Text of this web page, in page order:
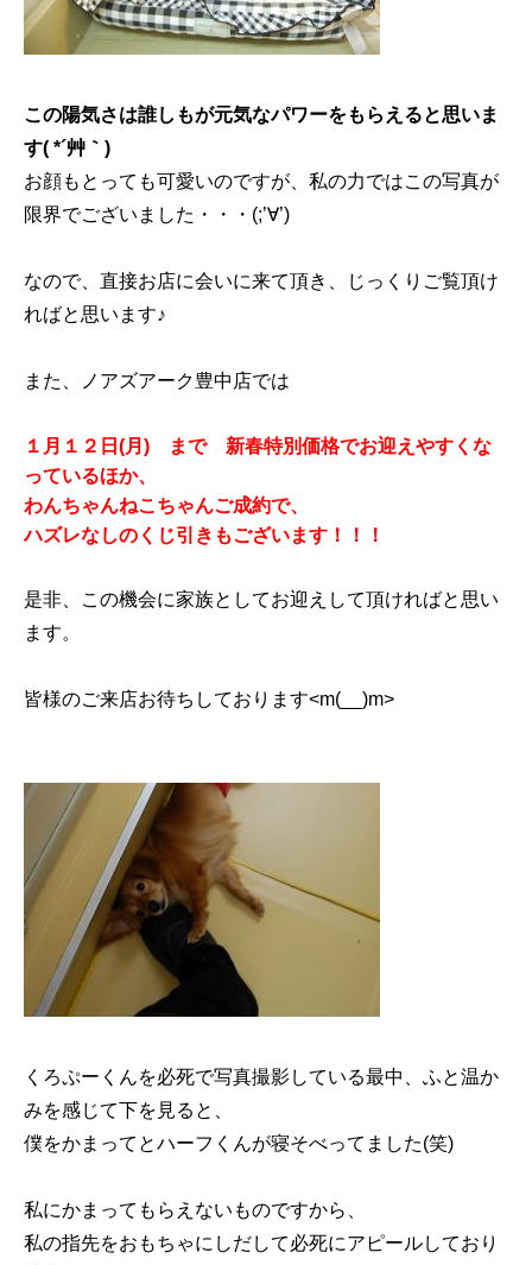
この陽気さは誰しもが元気なパワーをもらえると思いま
す( *´艸｀)
お顔もとっても可愛いのですが、私の力ではこの写真が
限界でございました・・・(;’∀’)
なので、直接お店に会いに来て頂き、じっくりご覧頂け
ればと思います♪
また、ノアズアーク豊中店では
１月１２日(月) まで 新春特別価格でお迎えやすくな
っているほか、
わんちゃんねこちゃんご成約で、
ハズレなしのくじ引きもございます！！！
是非、この機会に家族としてお迎えして頂ければと思い
ます。
皆様のご来店お待ちしております<m(__)m>
くろぷーくんを必死で写真撮影している最中、ふと温か
みを感じて下を見ると、
僕をかまってとハーフくんが寝そべってました(笑)
私にかまってもらえないものですから、
私の指先をおもちゃにしだして必死にアピールしており